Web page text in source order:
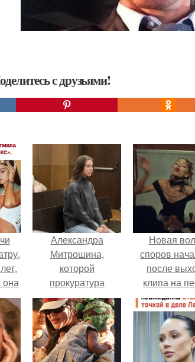
с друзьями!
она
Александра
Митрошина,
которой
прокуратура
требует назначить
три года колонии,
выступила с речью
в зале суда.
Новая
споров
после
клипа на
Petal.